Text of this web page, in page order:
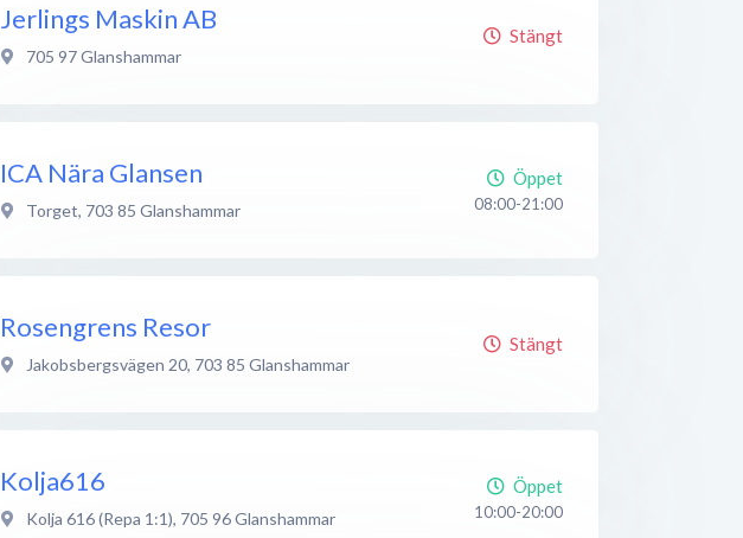
Jerlings Maskin AB
705 97Glanshammar
Stängt
ICA Nära Glansen
Torget, 703 85 Glanshammar
Öppet
08:00-21:00
Rosengrens Resor
Jakobsbergsvägen 20, 703 85 Glanshammar
Stängt
Kolja616
Kolja 616 (Repa 1:1), 705 96Glanshammar
Öppet
10:00-20:00